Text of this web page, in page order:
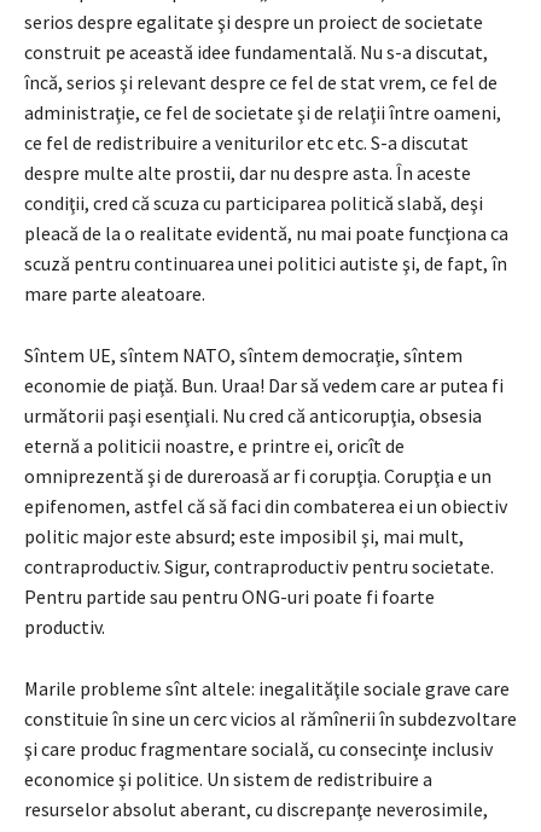
serios despre egalitate şi despre un proiect de societate
construit pe această idee fundamentală. Nu s-a discutat,
încă, serios şi relevant despre ce fel de stat vrem, ce fel de
administraţie, ce fel de societate şi de relaţii între oameni,
ce fel de redistribuire a veniturilor etc etc. S-a discutat
despre multe alte prostii, dar nu despre asta. În aceste
condiţii, cred că scuza cu participarea politică slabă, deşi
pleacă de la o realitate evidentă, nu mai poate funcţiona ca
scuză pentru continuarea unei politici autiste şi, de fapt, în
mare parte aleatoare.
Sîntem UE, sîntem NATO, sîntem democraţie, sîntem
economie de piaţă. Bun. Uraa! Dar să vedem care ar putea fi
următorii paşi esenţiali. Nu cred că anticorupţia, obsesia
eternă a politicii noastre, e printre ei, oricît de
omniprezentă şi de dureroasă ar fi corupţia. Corupţia e un
epifenomen, astfel că să faci din combaterea ei un obiectiv
politic major este absurd; este imposibil şi, mai mult,
contraproductiv. Sigur, contraproductiv pentru societate.
Pentru partide sau pentru ONG-uri poate fi foarte
productiv.
Marile probleme sînt altele: inegalităţile sociale grave care
constituie în sine un cerc vicios al rămînerii în subdezvoltare
şi care produc fragmentare socială, cu consecinţe inclusiv
economice şi politice. Un sistem de redistribuire a
resurselor absolut aberant, cu discrepanţe neverosimile,